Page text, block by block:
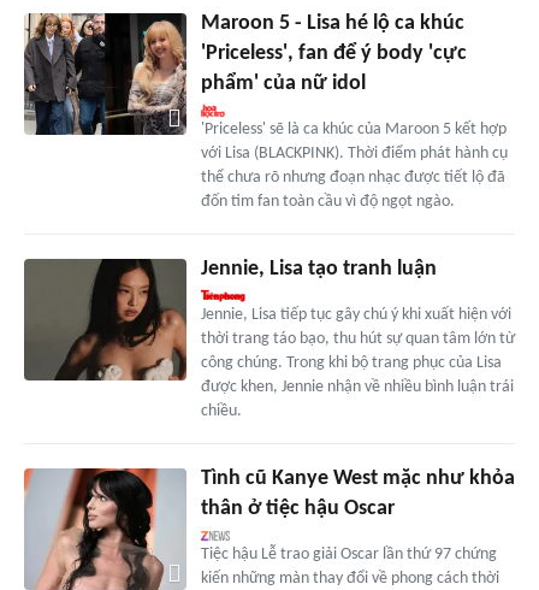
Maroon 5 - Lisa hé lộ ca khúc
'Priceless', fan để ý body 'cực
phẩm' của nữ idol
'Priceless' sẽ là ca khúc của Maroon 5 kết hợp
với Lisa (BLACKPINK). Thời điểm phát hành cụ
thể chưa rõ nhưng đoạn nhạc được tiết lộ đã
đốn tim fan toàn cầu vì độ ngọt ngào.
Jennie, Lisa tạo tranh luận
Jennie, Lisa tiếp tục gây chú ý khi xuất hiện với
thời trang táo bạo, thu hút sự quan tâm lớn từ
công chúng. Trong khi bộ trang phục của Lisa
được khen, Jennie nhận về nhiều bình luận trái
chiều.
Tình cũ Kanye West mặc như khỏa
thân ở tiệc hậu Oscar
Tiệc hậu Lễ trao giải Oscar lần thứ 97 chứng
kiến những màn thay đổi về phong cách thời